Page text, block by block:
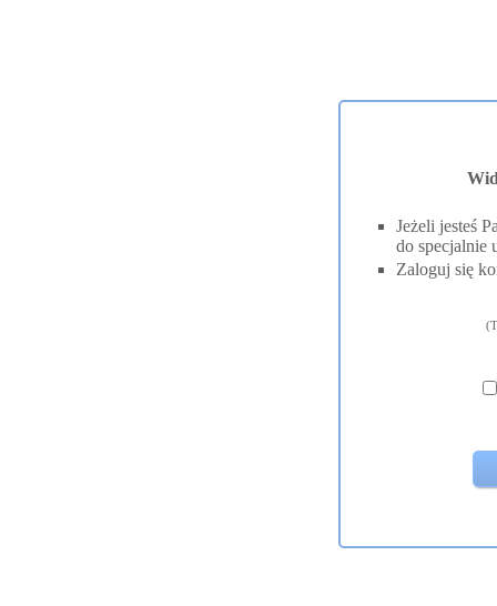
Jeżeli jesteś
do specjalnie
Zaloguj się